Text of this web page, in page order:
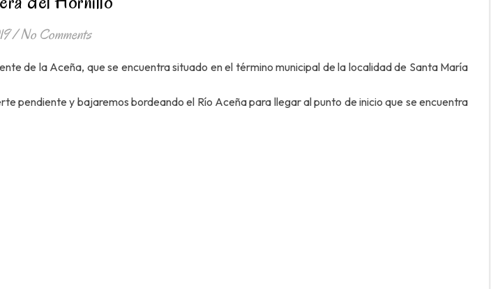
/No Comments
de la Aceña, que se encuentra situado en el término municipal de la localidad de Santa María
pendiente y bajaremos bordeando el Río Aceña para llegar al punto de inicio que se encuentra